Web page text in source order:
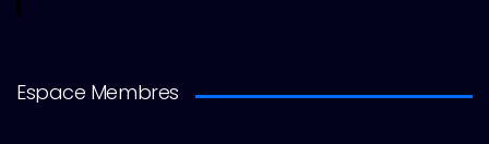
Espace Membres